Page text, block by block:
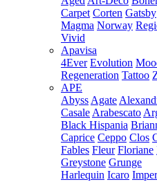
Carpet Corten Gatsby
Magma Norway
Vivid
Apavisa
4Ever Evolution
Regeneration Tattoo
APE
Abyss Agate
Casale Arabescato
Black Hispania
Caprice Ceppo Clos
Fables Fleur Floriane
Greystone Grunge
Harlequin Icaro